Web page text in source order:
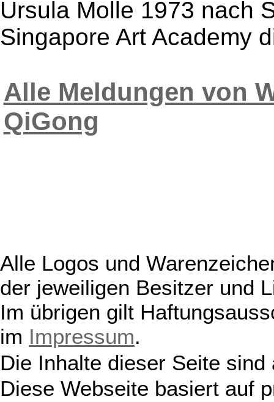
Ursula Molle 1973 nach
Singapore Art Academy
Alle Meldungen von
QiGong
Alle Logos und
der jeweiligen Besitzer und
Im übrigen gilt
im Impressum.
Die Inhalte dieser Seite
Diese Webseite basiert auf